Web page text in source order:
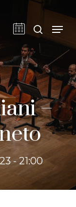
–
- 21:00